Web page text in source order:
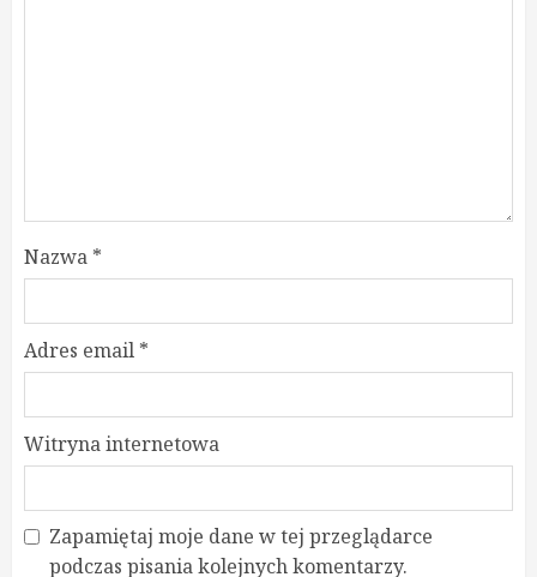
Nazwa *
Adres email *
Witryna internetowa
Zapamiętaj moje dane w tej przeglądarce
podczas pisania kolejnych komentarzy.